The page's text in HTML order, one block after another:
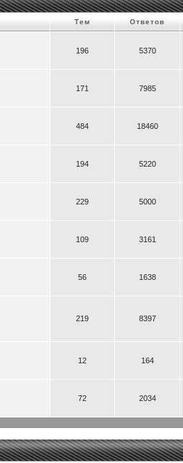
Тем Ответов
196 5370
171 7985
484 18460
194 5220
229 5000
109 3161
56 1638
219 8397
12 164
72 2034